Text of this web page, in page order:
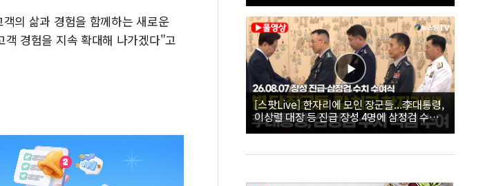
의 삶과 경험을 함께하는 새로운
경험을 지속 확대해 나가겠다"고
[스팟Live] 한자리에 모인 장군들...李대통령,
이상렬 대장 등 진급 장성 4명에 삼정검 수치
직접 수여｜26.08.07 장성 진급·삼정검 수치